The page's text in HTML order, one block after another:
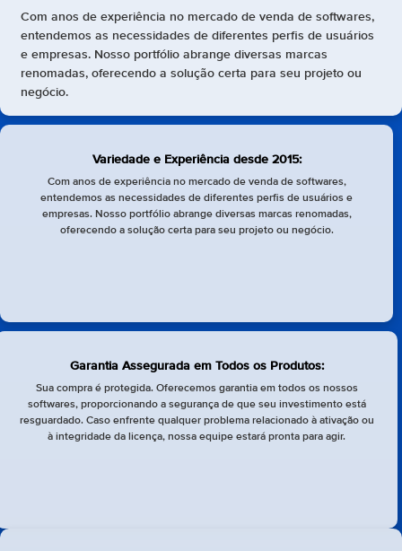
Com anos de experiência no mercado de venda de softwares,
entendemos as necessidades de diferentes perfis de usuários
e empresas. Nosso portfólio abrange diversas marcas
renomadas, oferecendo a solução certa para seu projeto ou
negócio.
Variedade e Experiência desde 2015:
Com anos de experiência no mercado de venda de softwares,
entendemos as necessidades de diferentes perfis de usuários e
empresas. Nosso portfólio abrange diversas marcas renomadas,
oferecendo a solução certa para seu projeto ou negócio.
Garantia Assegurada em Todos os Produtos:
Sua compra é protegida. Oferecemos garantia em todos os nossos
softwares, proporcionando a segurança de que seu investimento está
resguardado. Caso enfrente qualquer problema relacionado à ativação ou
à integridade da licença, nossa equipe estará pronta para agir.